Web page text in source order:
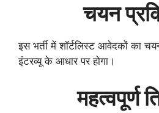
चयन
इस भर्ती में शॉर्टलिस्ट आवेदकों का
इंटरव्यू के आधार पर होगा।
महत्वपूर्ण